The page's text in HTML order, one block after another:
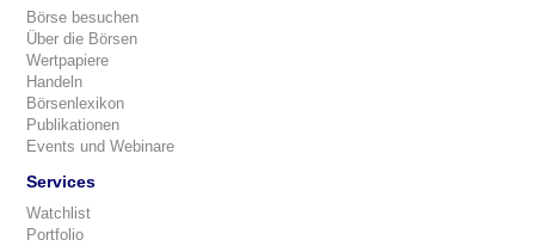
Börse besuchen
Über die Börsen
Wertpapiere
Handeln
Börsenlexikon
Publikationen
Events und Webinare
Services
Watchlist
Portfolio